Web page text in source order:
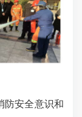
安全意识和